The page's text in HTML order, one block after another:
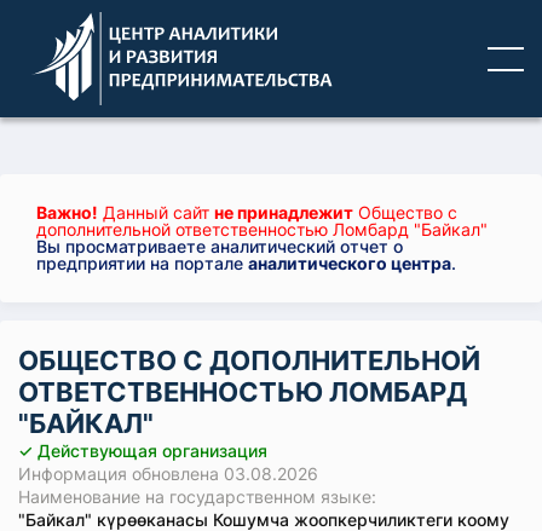
Важно! Данный сайт не принадлежит Общество с
дополнительной ответственностью Ломбард "Байкал"
Вы просматриваете аналитический отчет о
предприятии на портале аналитического центра.
ОБЩЕСТВО С ДОПОЛНИТЕЛЬНОЙ
ОТВЕТСТВЕННОСТЬЮ ЛОМБАРД
"БАЙКАЛ"
✓ Действующая организация
Информация обновлена 03.08.2026
Наименование на государственном языке:
"Байкал" күрөөканасы Кошумча жоопкерчиликтеги коому